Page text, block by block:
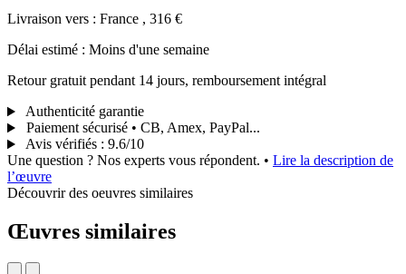
Livraison vers : France , 316 €
Délai estimé : Moins d'une semaine
Retour gratuit pendant 14 jours, remboursement intégral
Authenticité garantie
Paiement sécurisé • CB, Amex, PayPal...
Avis vérifiés : 9.6/10
Une question ? Nos experts vous répondent. • Lire la description de
l’œuvre
Découvrir des oeuvres similaires
Œuvres similaires